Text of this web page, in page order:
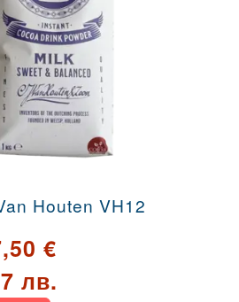
Houten VH12
€
лв.